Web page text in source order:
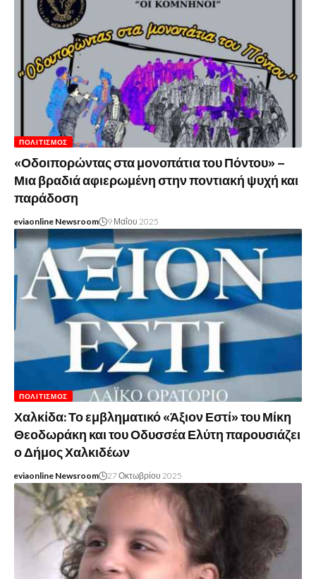
ΠΟΛΙΤΙΣΜΌΣ
«Οδοιπορώντας στα μονοπάτια του Πόντου» –
Μια βραδιά αφιερωμένη στην ποντιακή ψυχή και
παράδοση
eviaonline Newsroom 9 Μαΐου 2025
ΠΟΛΙΤΙΣΜΌΣ
Χαλκίδα: Το εμβληματικό «Άξιον Εστί» του Μίκη
Θεοδωράκη και του Οδυσσέα Ελύτη παρουσιάζει
ο Δήμος Χαλκιδέων
eviaonline Newsroom 27 Οκτωβρίου 2025